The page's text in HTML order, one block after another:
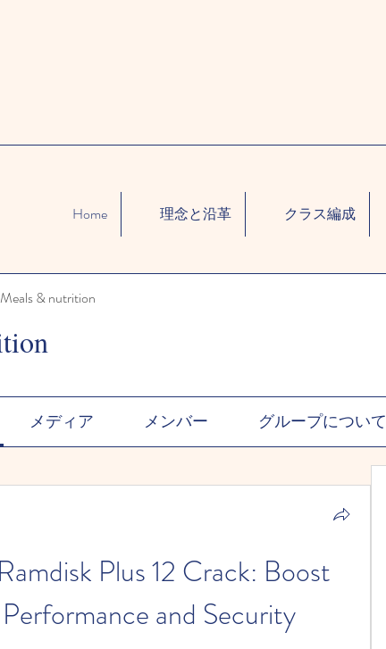
Home 理念と沿革 クラス編成
Meals & nutrition
メディア メンバー グループについて
Plus 12 Crack: Boost
and Security